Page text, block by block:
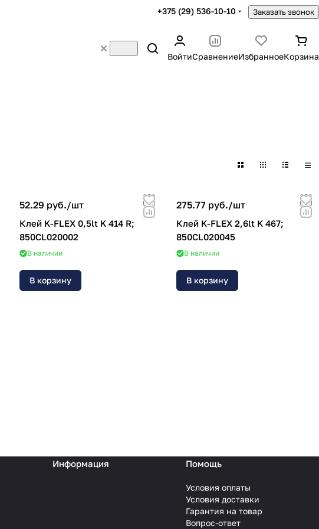
+375 (29) 536-10-10 Заказать звонок
ВойтиСравнениеИзбранноеКорзина
52.29 руб./шт
Клей K-FLEX 0,5lt K 414 R;
850CL020002
В наличии
В корзину
275.77 руб./шт
Клей K-FLEX 2,6lt K 467;
850CL020045
В наличии
В корзину
Информация Помощь
Условия оплаты
Условия доставки
Гарантия на товар
Вопрос-ответ